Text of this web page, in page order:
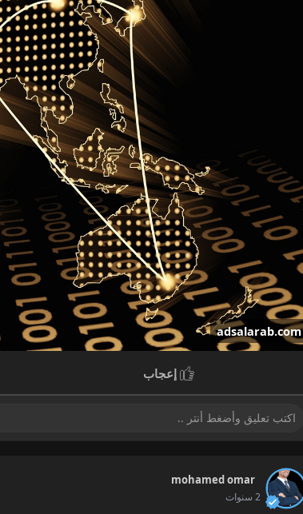
adsalarab.com
أعلانات العرب | أعلانات مجانية – اعلن مجاناً |
إعجاب
mohamed omar
2 سنوات